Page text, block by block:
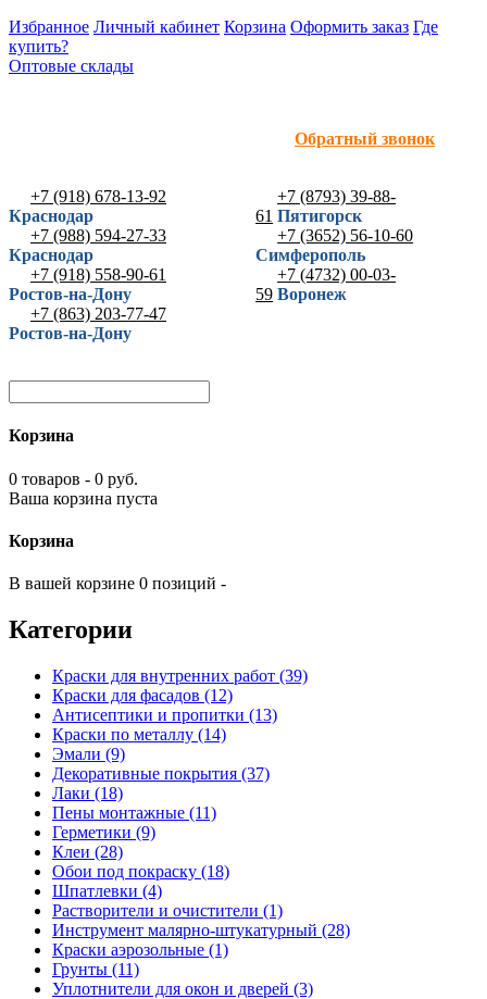
Избранное Личный кабинет Корзина Оформить заказ Где
купить?
Оптовые склады
Обратный звонок
+7 (918) 678-13-92
Краснодар
+7 (988) 594-27-33
Краснодар
+7 (918) 558-90-61
Ростов-на-Дону
+7 (863) 203-77-47
Ростов-на-Дону
+7 (8793) 39-88-
61 Пятигорск
+7 (3652) 56-10-60
Симферополь
+7 (4732) 00-03-
59 Воронеж
Корзина
0 товаров - 0 руб.
Ваша корзина пуста
Корзина
В вашей корзине 0 позиций -
Категории
Краски для внутренних работ (39)
Краски для фасадов (12)
Антисептики и пропитки (13)
Краски по металлу (14)
Эмали (9)
Декоративные покрытия (37)
Лаки (18)
Пены монтажные (11)
Герметики (9)
Клеи (28)
Обои под покраску (18)
Шпатлевки (4)
Растворители и очистители (1)
Инструмент малярно-штукатурный (28)
Краски аэрозольные (1)
Грунты (11)
Уплотнители для окон и дверей (3)